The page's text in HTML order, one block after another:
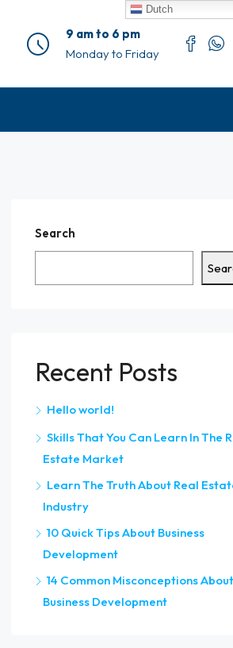
9 am to 6 pm
Monday to Friday
Search
Recent Posts
Hello world!
Skills That You Can Learn In The
Estate Market
Learn The Truth About Real
Industry
10 Quick Tips About Business
Development
14 Common Misconceptions About
Business Development
Dutch